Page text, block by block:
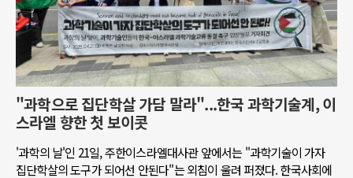
"과학으로 집단학살 가담 말라"...한국 과학기술계, 이
스라엘 향한 첫 보이콧
'과학의 날'인 21일, 주한이스라엘대사관 앞에서는 "과학기술이 가자
집단학살의 도구가 되어선 안된다"는 외침이 울려 퍼졌다. 한국사회에